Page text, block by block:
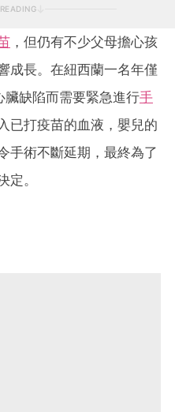
，但仍有不少父母擔心孩
成長。在紐西蘭一名年僅
缺陷而需要緊急進行手
已打疫苗的血液，嬰兒的
手術不斷延期，最終為了
定。